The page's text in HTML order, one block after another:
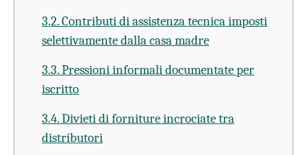
3.2. Contributi di assistenza tecnica imposti
selettivamente dalla casa madre
3.3. Pressioni informali documentate per
iscritto
3.4. Divieti di forniture incrociate tra
distributori